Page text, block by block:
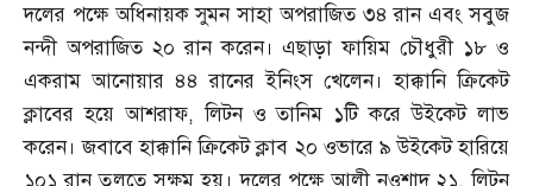
দলের পক্ষে অধিনায়ক সুমন সাহা অপরাজিত ৩৪ রান এবং সবুজ
নন্দী অপরাজিত ২০ রান করেন। এছাড়া ফায়িম চৌধুরী ১৮ ও
একরাম আনোয়ার ৪৪ রানের ইনিংস খেলেন। হাক্কানি ক্রিকেট
ক্লাবের হয়ে আশরাফ,লিটন ও তানিম ১টি করে উইকেট লাভ
করেন। জবাবে হাক্কানি ক্রিকেট ক্লাব ২০ ওভারে ৯ উইকেট হারিয়ে
১০১ রান তুলতে সক্ষম হয়। দলের পক্ষে আলী নওশাদ ২১,লিটন